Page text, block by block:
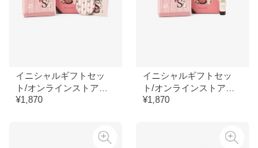
イニシャルギフトセッ
ト/オンラインストア限
定
¥1,870
イニシャルギフトセッ
ト/オンラインストア限
定
¥1,870